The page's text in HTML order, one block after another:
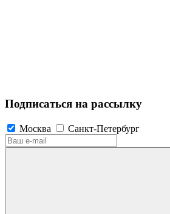
Подписаться на рассылку
Москва Санкт-Петербург